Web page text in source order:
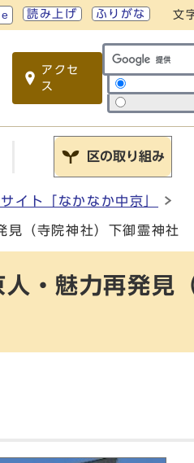
読み上げ ふりがな 文
アクセ
ス
サイト内検索
区の取り組み
イト「なかなか中京」
見（寺院神社）下御霊神社
・魅力再発見